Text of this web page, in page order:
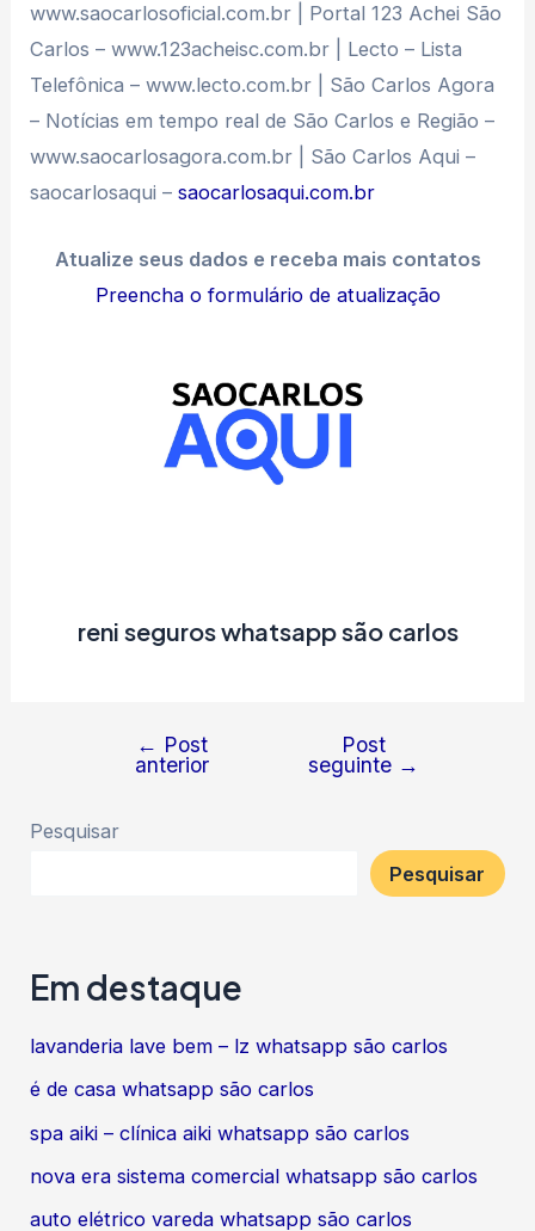
www.saocarlosoficial.com.br | Portal 123 Achei São
Carlos – www.123acheisc.com.br | Lecto – Lista
Telefônica – www.lecto.com.br | São Carlos Agora
– Notícias em tempo real de São Carlos e Região –
www.saocarlosagora.com.br | São Carlos Aqui –
saocarlosaqui –saocarlosaqui.com.br
Atualize seus dados e receba mais contatos
Preencha o formulário de atualização
reni seguros whatsapp são carlos
Navegação
Post
← Post
anterior
Post
seguinte →
Pesquisar
Pesquisar
Em destaque
lavanderia lave bem – lz whatsapp são carlos
é de casa whatsapp são carlos
spa aiki – clínica aiki whatsapp são carlos
nova era sistema comercial whatsapp são carlos
auto elétrico vareda whatsapp são carlos